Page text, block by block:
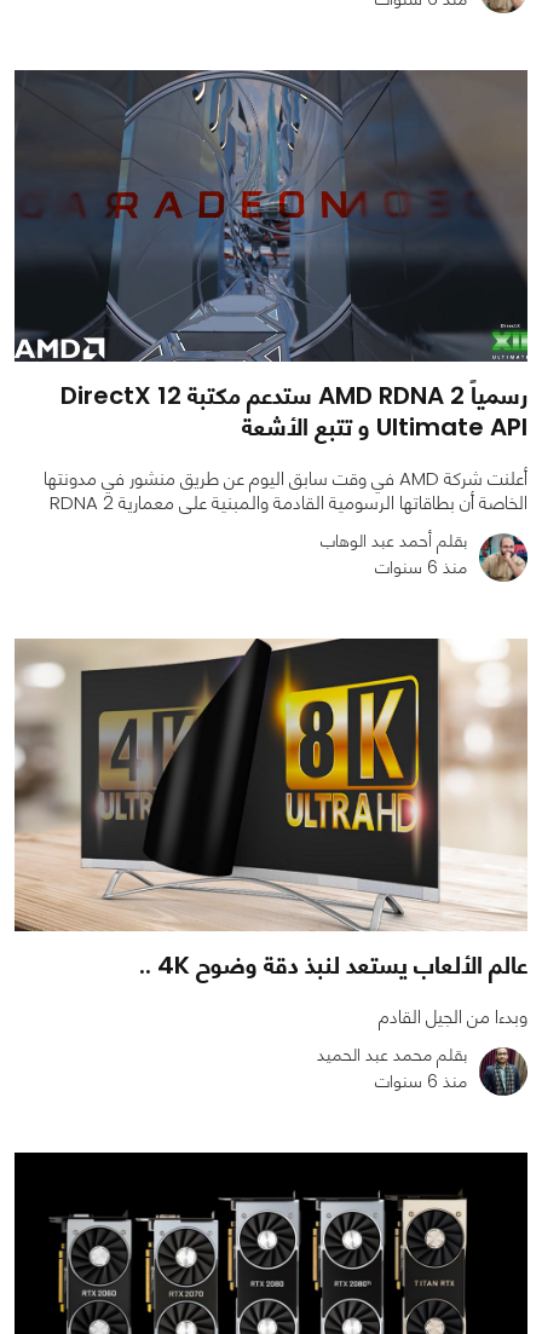
رسمياً AMD RDNA 2 ستدعم مكتبة DirectX 12
Ultimate API و تتبع الأشعة
أعلنت شركة AMD في وقت سابق اليوم عن طريق منشور في مدونتها
الخاصة أن بطاقاتها الرسومية القادمة والمبنية على معمارية RDNA 2
بقلم أحمد عبد الوهاب
منذ 6 سنوات
6993
0
عالم الألعاب يستعد لنبذ دقة وضوح 4K ..
وبدءا من الجيل القادم
بقلم محمد عبد الحميد
منذ 6 سنوات